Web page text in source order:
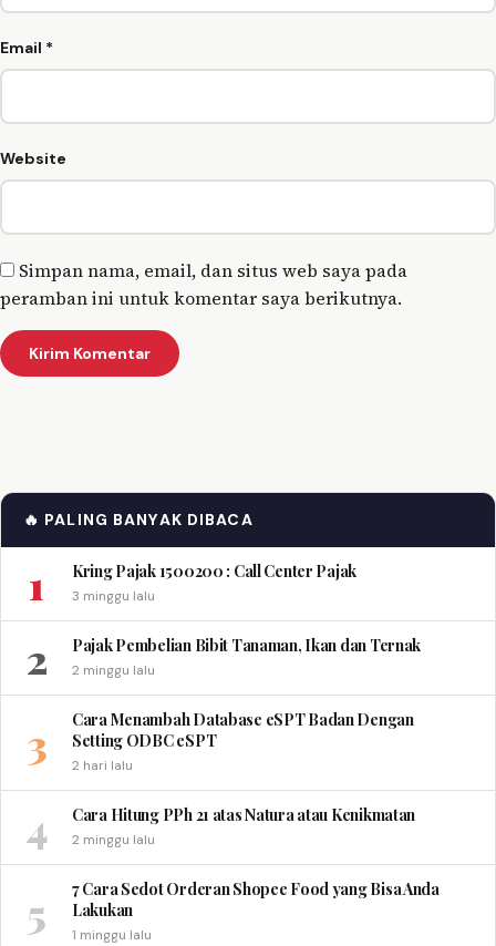
Email *
Website
Simpan nama, email, dan situs web saya pada
peramban ini untuk komentar saya berikutnya.
🔥 PALING BANYAK DIBACA
1 Kring Pajak 1500200 : Call Center Pajak
3 minggu lalu
2 Pajak Pembelian Bibit Tanaman, Ikan dan Ternak
2 minggu lalu
3
Cara Menambah Database eSPT Badan Dengan
Setting ODBC eSPT
2 hari lalu
4 Cara Hitung PPh 21 atas Natura atau Kenikmatan
2 minggu lalu
5
7 Cara Sedot Orderan Shopee Food yang Bisa Anda
Lakukan
1 minggu lalu